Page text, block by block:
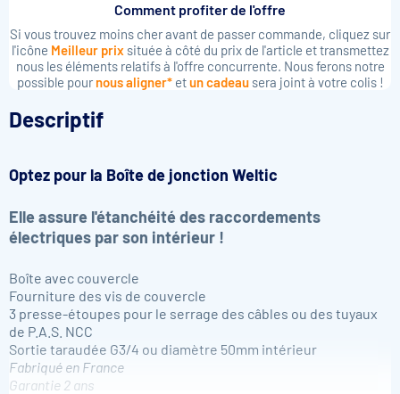
Comment profiter de l'offre
Si vous trouvez moins cher avant de passer commande, cliquez sur
l'icône Meilleur prixsituée à côté du prix de l'article et transmettez
nous les éléments relatifs à l'offre concurrente. Nous ferons notre
possible pour nous aligner*etun cadeausera joint à votre colis !
Descriptif
Optez pour la Boîte de jonction Weltic
Elle assure l'étanchéité des raccordements
électriques par son intérieur !
Boîte avec couvercle
Fourniture des vis de couvercle
3 presse-étoupes pour le serrage des câbles ou des tuyaux
de P.A.S. NCC
Sortie taraudée G3/4 ou diamètre 50mm intérieur
Fabriqué en France
Garantie 2 ans